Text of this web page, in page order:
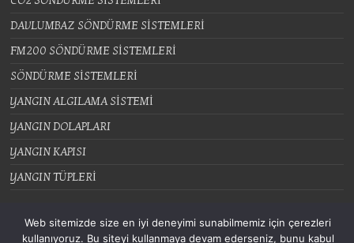
DAVLUMBAZ SÖNDÜRME SİSTEMLERİ
FM200 SÖNDÜRME SİSTEMLERİ
SÖNDÜRME SİSTEMLERİ
YANGIN ALGILAMA SİSTEMİ
YANGIN DOLAPLARI
YANGIN KAPISI
YANGIN TÜPLERİ
Web sitemizde size en iyi deneyimi sunabilmemiz için çerezleri
kullanıyoruz. Bu siteyi kullanmaya devam ederseniz, bunu kabul